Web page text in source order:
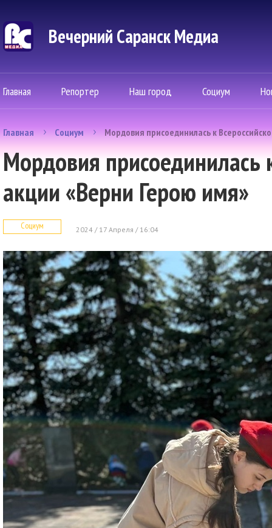
Вечерний Саранск Mедиа
Главная Репортер Наш город Социум
Главная Социум Мордовия присоединилась к
Мордовия присоединилась
акции «Верни Герою имя»
Социум 2024 / 17 Апреля / 16:04